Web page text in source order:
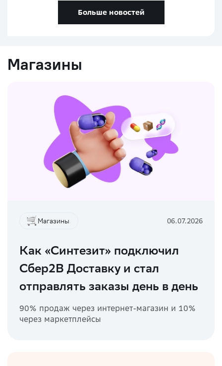
Больше новостей
Магазины
Магазины 06.07.2026
Как «Синтезит» подключил
Сбер2B Доставку и стал
отправлять заказы день в день
90% продаж через интернет-магазин и 10%
через маркетплейсы